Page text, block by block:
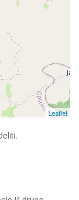
Leaflet